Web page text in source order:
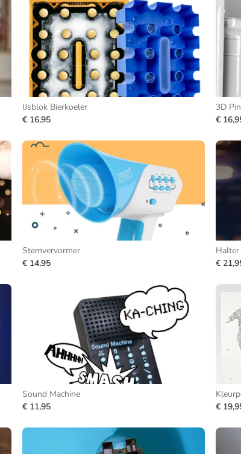
IJsblok Bierkoeler
€ 16,95
3D
€
Stemvervormer
€ 14,95
Halter
€
Sound Machine
€ 11,95
€